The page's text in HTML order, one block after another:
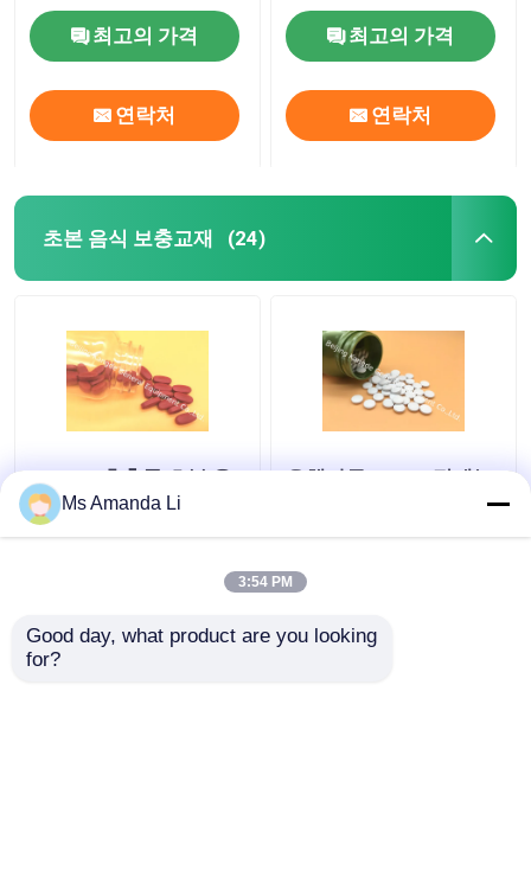
최고의 가격
연락처
최고의 가격
연락처
초본 음식 보충교재 (24)
Banaba 추출물 초본 음
식 보충교재는 혈당 농
도 Corosolic 건강한 산
은행나무 Biloba 정제는
Ms Amanda Li
3:54 PM
Good day, what product are you looking
for?